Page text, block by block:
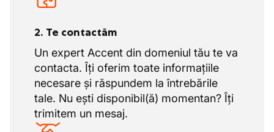
2. Te contactăm
Un expert Accent din domeniul tău te va
contacta. Îți oferim toate informațiile
necesare și răspundem la întrebările
tale. Nu ești disponibil(ă) momentan? Îți
trimitem un mesaj.